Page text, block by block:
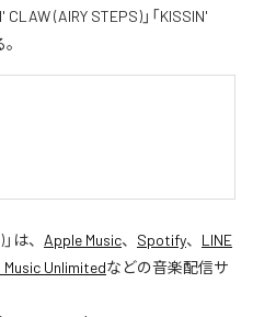
(AIRY STEPS)」「KISSIN'
」は、 Apple Music、 Spotify、 LINE
Music Unlimitedなどの音楽配信サ